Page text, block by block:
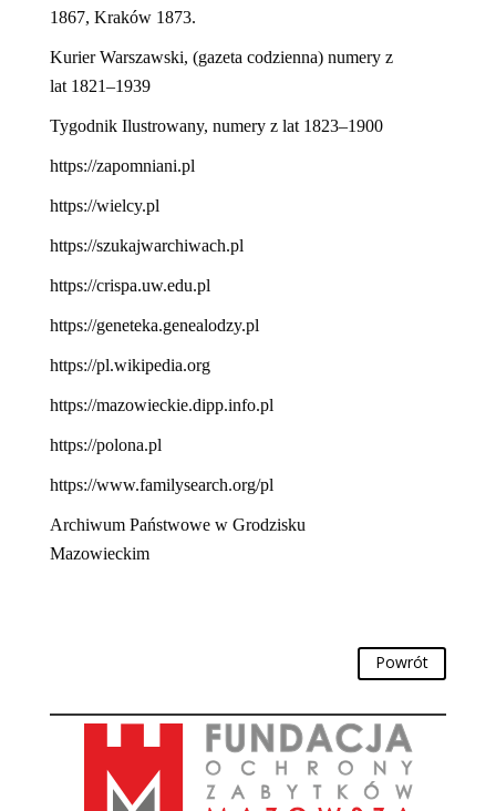
1867, Kraków 1873.
Kurier Warszawski, (gazeta codzienna) numery z
lat 1821–1939
Tygodnik Ilustrowany, numery z lat 1823–1900
https://zapomniani.pl
https://wielcy.pl
https://szukajwarchiwach.pl
https://crispa.uw.edu.pl
https://geneteka.genealodzy.pl
https://pl.wikipedia.org
https://mazowieckie.dipp.info.pl
https://polona.pl
https://www.familysearch.org/pl
Archiwum Państwowe w Grodzisku
Mazowieckim
Powrót